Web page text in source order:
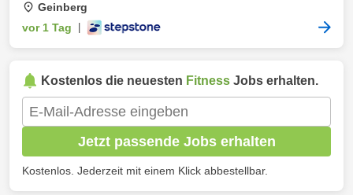
Geinberg
vor 1 Tag
Kostenlos die neuesten Fitness Jobs erhalten.
Jetzt passende Jobs erhalten
Kostenlos. Jederzeit mit einem Klick abbestellbar.